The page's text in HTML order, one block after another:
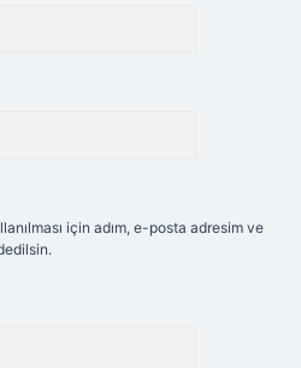
için adım, e-posta adresim ve